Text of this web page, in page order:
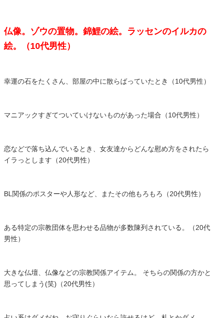
仏像。ゾウの置物。錦鯉の絵。ラッセンのイルカの
絵。（10代男性）
幸運の石をたくさん、部屋の中に散らばっていたとき（10代男性）
マニアックすぎてついていけないものがあった場合（10代男性）
恋などで落ち込んでいるとき、女友達からどんな慰め方をされたら
イラっとします（20代男性）
BL関係のポスターや人形など、またその他もろもろ（20代男性）
ある特定の宗教団体を思わせる品物が多数陳列されている。（20代
男性）
大きな仏壇、仏像などの宗教関係アイテム。 そちらの関係の方かと
思ってしまう(笑)（20代男性）